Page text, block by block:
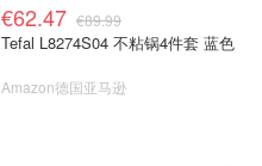
€62.47 €89.99
Tefal L8274S04 不粘锅4件套 蓝色
Amazon德国亚马逊